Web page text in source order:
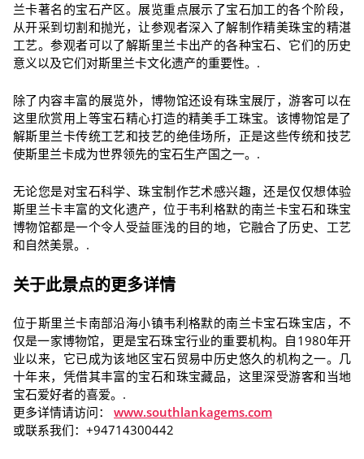
兰卡著名的宝石产区。展览重点展示了宝石加工的各个阶段，
从开采到切割和抛光，让参观者深入了解制作精美珠宝的精湛
工艺。参观者可以了解斯里兰卡出产的各种宝石、它们的历史
意义以及它们对斯里兰卡文化遗产的重要性。.
除了内容丰富的展览外，博物馆还设有珠宝展厅，游客可以在
这里欣赏用上等宝石精心打造的精美手工珠宝。该博物馆是了
解斯里兰卡传统工艺和技艺的绝佳场所，正是这些传统和技艺
使斯里兰卡成为世界领先的宝石生产国之一。.
无论您是对宝石科学、珠宝制作艺术感兴趣，还是仅仅想体验
斯里兰卡丰富的文化遗产，位于韦利格默的南兰卡宝石和珠宝
博物馆都是一个令人受益匪浅的目的地，它融合了历史、工艺
和自然美景。.
关于此景点的更多详情
位于斯里兰卡南部沿海小镇韦利格默的南兰卡宝石珠宝店，不
仅是一家博物馆，更是宝石珠宝行业的重要机构。自1980年开
业以来，它已成为该地区宝石贸易中历史悠久的机构之一。几
十年来，凭借其丰富的宝石和珠宝藏品，这里深受游客和当地
宝石爱好者的喜爱。.
更多详情请访问： www.southlankagems.com
或联系我们：+94714300442